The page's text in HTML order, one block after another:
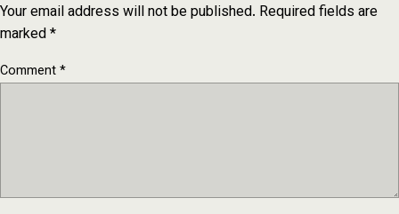
Your email address will not be published. Required fields are
marked*
Comment*